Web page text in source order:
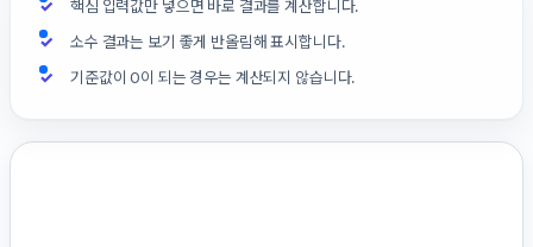
핵심 입력값만 넣으면 바로 결과를 계산합니다.
소수 결과는 보기 좋게 반올림해 표시합니다.
기준값이 0이 되는 경우는 계산되지 않습니다.